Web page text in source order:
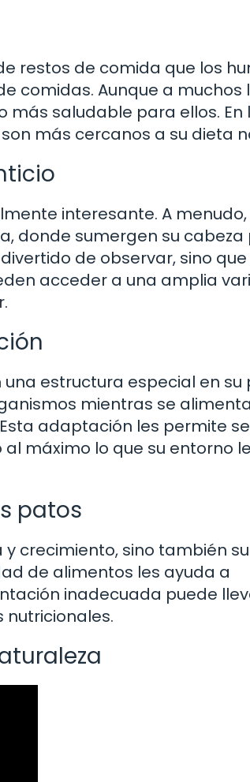
restos de comida que los
comidas. Aunque a muchos
saludable para ellos. En
más cercanos a su dieta
interesante. A menudo,
donde sumergen su cabeza
de observar, sino que
acceder a una amplia
estructura especial en su
mientras se
adaptación les permite
máximo lo que su entorno
patos
crecimiento, sino también
de alimentos les ayuda a
inadecuada puede